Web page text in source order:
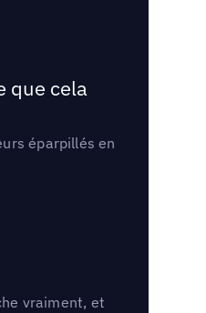
que cela
éparpillés en
vraiment, et